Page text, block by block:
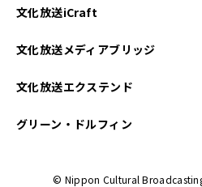
文化放送iCraft
文化放送メディアブリッジ
文化放送エクステンド
グリーン・ドルフィン
© Nippon Cultural